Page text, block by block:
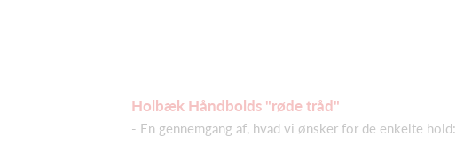
Holbæk Håndbolds "røde tråd"
- En gennemgang af, hvad vi ønsker for de enkelte hold: